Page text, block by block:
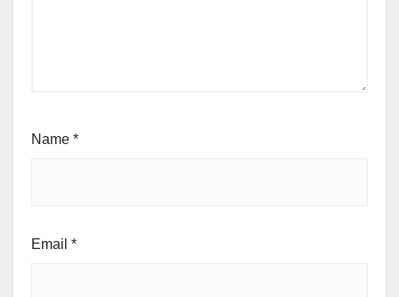
Name *
Email *